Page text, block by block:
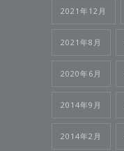
2021年12月
2021年8月
2020年6月
2014年9月
2014年2月